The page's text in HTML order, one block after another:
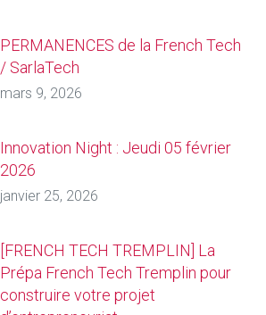
PERMANENCES de la French Tech
/ SarlaTech
mars 9, 2026
Innovation Night : Jeudi 05 février
2026
janvier 25, 2026
[FRENCH TECH TREMPLIN] La
Prépa French Tech Tremplin pour
construire votre projet